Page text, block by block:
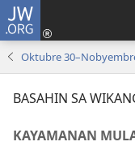
JW.ORG
Oktubre
BASAHIN SA
KAYAMANAN